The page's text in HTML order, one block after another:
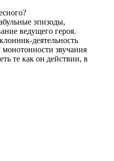
эпизоды,
ведущего героя.
деятельность
звучания
те как он действии, в